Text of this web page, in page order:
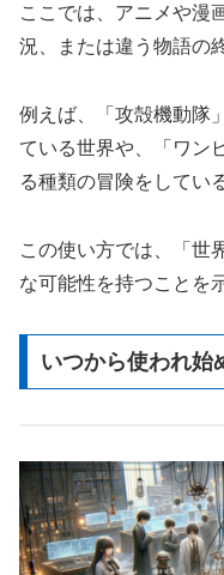
ここでは、アニメや漫
況、または違う物語の
例えば、「攻殻機動隊
ている世界や、「ワン
る種類の冒険をしてい
この使い方では、「世
な可能性を持つことを
いつから使われ始